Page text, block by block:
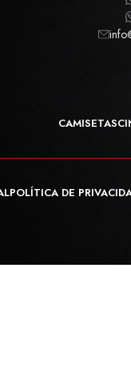
CAMISETAS
POLÍTICA DE